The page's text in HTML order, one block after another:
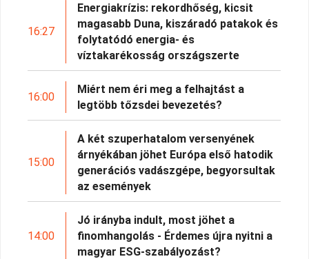
16:27
Energiakrízis: rekordhőség, kicsit
magasabb Duna, kiszáradó patakok és
folytatódó energia- és
víztakarékosság országszerte
16:00
Miért nem éri meg a felhajtást a
legtöbb tőzsdei bevezetés?
15:00
A két szuperhatalom versenyének
árnyékában jöhet Európa első hatodik
generációs vadászgépe, begyorsultak
az események
14:00
Jó irányba indult, most jöhet a
finomhangolás - Érdemes újra nyitni a
magyar ESG-szabályozást?